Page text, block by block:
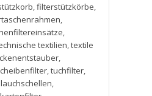
,filterstützkörbe,
,
,
textilien,textile
,
,tuchfilter,
,